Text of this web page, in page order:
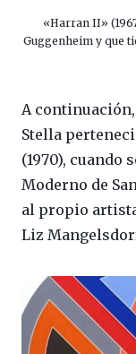
«Harran II»
Guggenheim y que
A
Stella
(1970), cuando
Moderno de
al propio
Liz